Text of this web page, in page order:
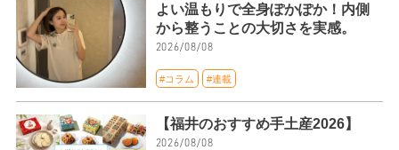
よい温もりで全身ぽかぽか！内側
から整うことの大切さを実感。
2026/08/08
#コラム #連載
【福井のおすすめ手土産2026】
2026/08/08